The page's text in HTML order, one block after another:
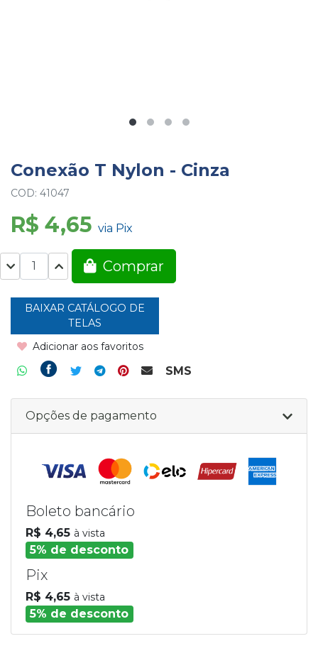
Conexão T Nylon - Cinza
COD: 41047
R$ 4,65 via Pix
Comprar
BAIXAR CATÁLOGO DE
TELAS
Adicionar aos favoritos
SMS
Opções de pagamento
Boleto bancário
R$ 4,65 à vista
5% de desconto
Pix
R$ 4,65 à vista
5% de desconto